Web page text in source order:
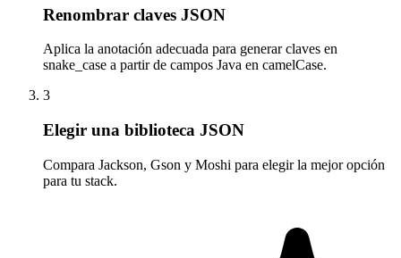
Renombrar claves JSON
Aplica la anotación adecuada para generar claves en
snake_case a partir de campos Java en camelCase.
3
Elegir una biblioteca JSON
Compara Jackson, Gson y Moshi para elegir la mejor opción
para tu stack.